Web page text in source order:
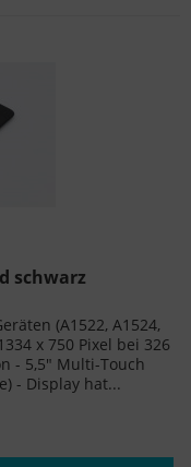
schwarz
(A1522, A1524,
x 750 Pixel bei 326
- 5,5" Multi-Touch
- Display hat...